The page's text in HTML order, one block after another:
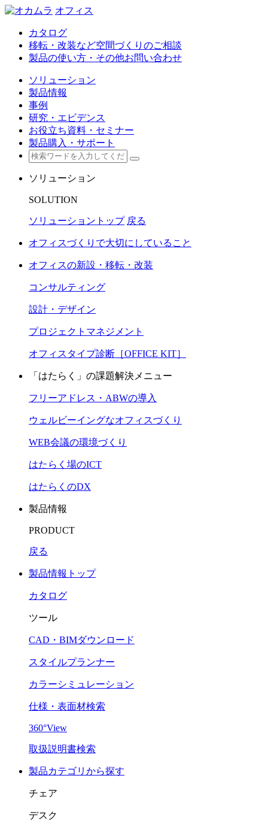
オフィス
カタログ
移転・改装など空間づくりのご相談
製品の使い方・その他お問い合わせ
ソリューション
製品情報
事例
研究・エビデンス
お役立ち資料・セミナー
製品購入・サポート
ソリューション
SOLUTION
ソリューショントップ 戻る
オフィスづくりで大切にしていること
オフィスの新設・移転・改装
コンサルティング
設計・デザイン
プロジェクトマネジメント
オフィスタイプ診断［OFFICE KIT］
「はたらく」の課題解決メニュー
フリーアドレス・ABWの導入
ウェルビーイングなオフィスづくり
WEB会議の環境づくり
はたらく場のICT
はたらくのDX
製品情報
PRODUCT
戻る
製品情報トップ
カタログ
ツール
CAD・BIMダウンロード
スタイルプランナー
カラーシミュレーション
仕様・表面材検索
360°View
取扱説明書検索
製品カテゴリから探す
チェア
デスク